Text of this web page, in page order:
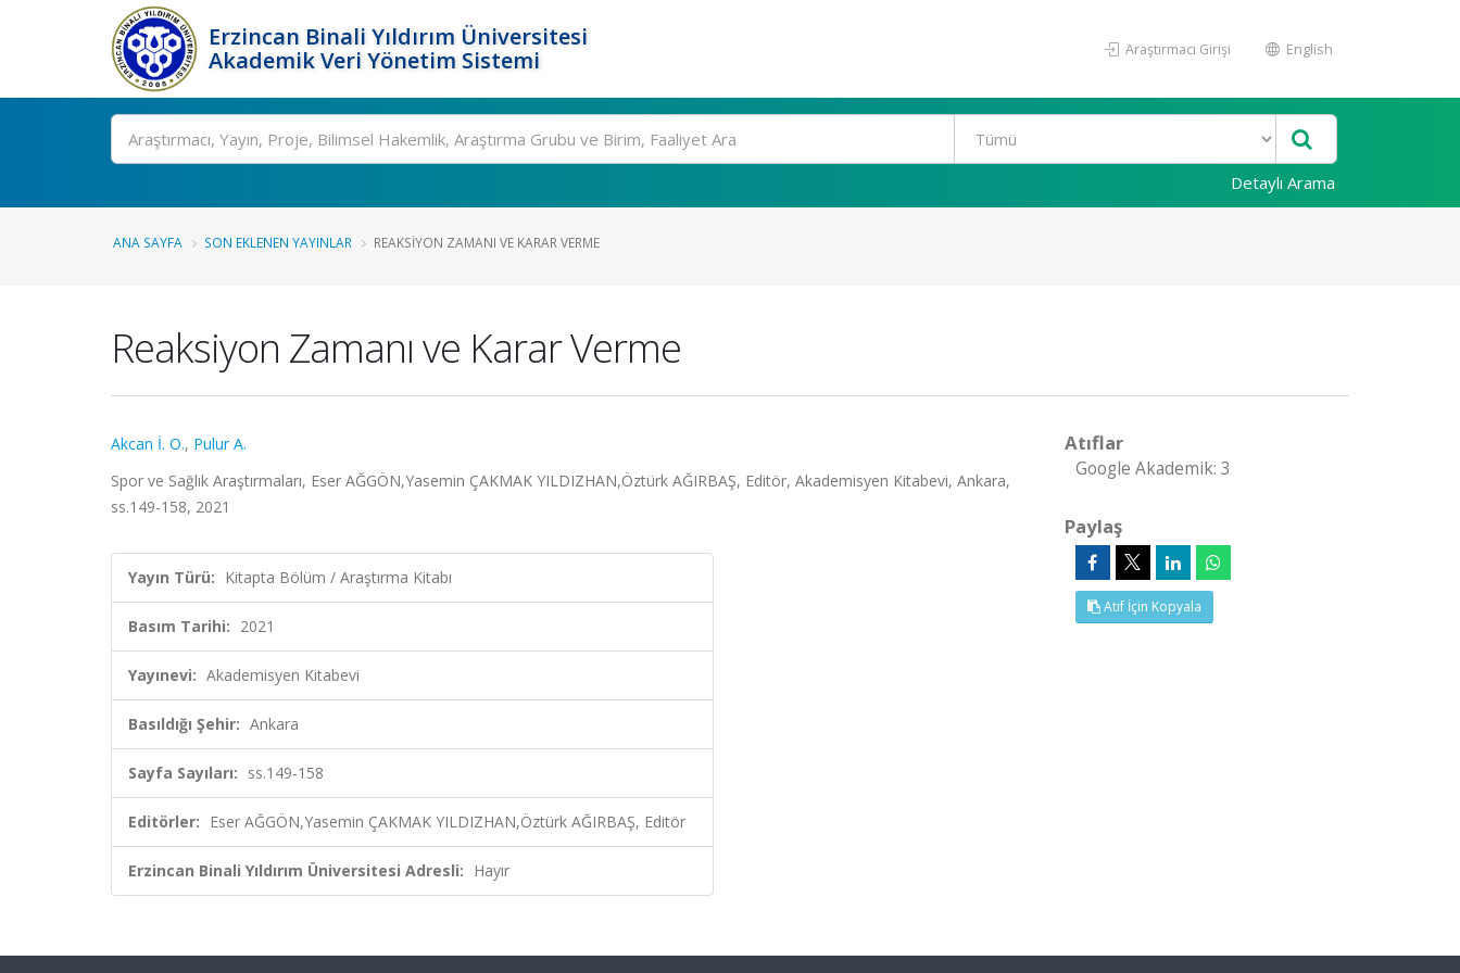
Erzincan Binali Yıldırım Üniversitesi
Akademik Veri Yönetim Sistemi
Araştırmacı Girişi English
Ara
Detaylı Arama
ANA SAYFA SON EKLENEN YAYINLAR REAKSIYON ZAMANI VE KARAR VERME
Reaksiyon Zamanı ve Karar Verme
Akcan İ. O., Pulur A.
Spor ve Sağlık Araştırmaları, Eser AĞGÖN,Yasemin ÇAKMAK YILDIZHAN,Öztürk AĞIRBAŞ, Editör, Akademisyen Kitabevi, Ankara,
ss.149-158, 2021
Yayın Türü: Kitapta Bölüm / Araştırma Kitabı
Basım Tarihi: 2021
Yayınevi: Akademisyen Kitabevi
Basıldığı Şehir: Ankara
Sayfa Sayıları: ss.149-158
Editörler: Eser AĞGÖN,Yasemin ÇAKMAK YILDIZHAN,Öztürk AĞIRBAŞ, Editör
Erzincan Binali Yıldırım Üniversitesi Adresli: Hayır
Atıflar
Google Akademik: 3
Paylaş
Atıf İçin Kopyala